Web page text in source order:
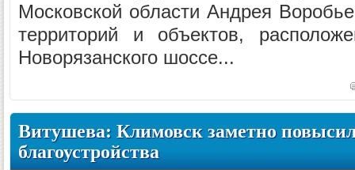
Московской области Андрея
территорий и объектов,
Новорязанского шоссе...
Витушева: Климовск заметно
благоустройства